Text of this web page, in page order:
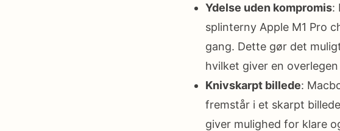
Ydelse uden kompromis:
splinterny Apple M1 Pro
gang. Dette gør det
hvilket giver en
Knivskarpt billede:
fremstår i et skarpt
giver mulighed for klare